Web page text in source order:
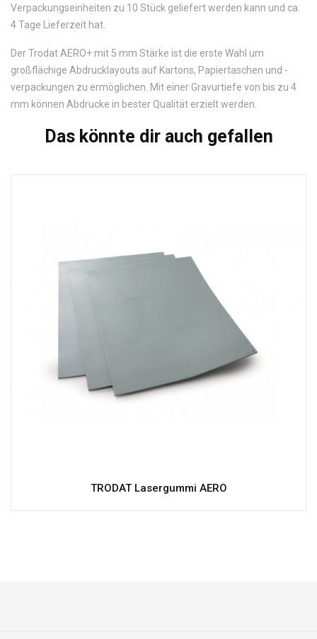
Verpackungseinheiten zu 10 Stück geliefert werden kann und ca.
4 Tage Lieferzeit hat.
Der Trodat AERO+ mit 5 mm Stärke ist die erste Wahl um
großflächige Abdrucklayouts auf Kartons, Papiertaschen und -
verpackungen zu ermöglichen. Mit einer Gravurtiefe von bis zu 4
mm können Abdrucke in bester Qualität erzielt werden.
Das könnte dir auch gefallen
TRODAT Lasergummi AERO